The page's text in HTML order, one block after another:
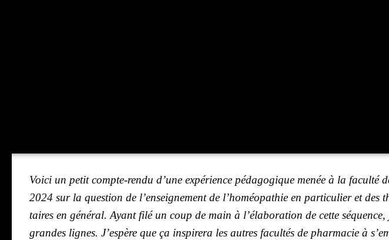
Voi­ci un petit compte-ren­du d’une expé­rience péda­go­gique menée à la facul­té
2024 sur la ques­tion de l’en­sei­gne­ment de l’ho­méo­pa­thie en par­ti­cu­lier et des
taires en géné­ral. Ayant filé un coup de main à l’é­la­bo­ra­tion de cette
grandes lignes. J’es­père que ça ins­pi­re­ra les autres facul­tés de phar­ma­cie à